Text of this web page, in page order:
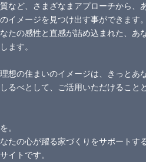
など、さまざなまアプローチから、
イメージを見つけ出す事ができます。
たの感性と直感が詰め込まれた、あ
ます。
想の住まいのイメージは、きっとあ
るべとして、ご活用いただけること
。
たの心が躍る家づくりをサポートす
イトです。